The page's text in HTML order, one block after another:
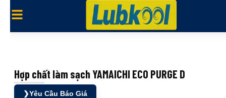
Hợp chất làm sạch YAMAICHI ECO PURGE D
❯Yêu Cầu Báo Giá